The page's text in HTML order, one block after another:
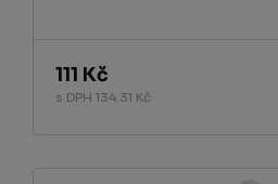
111 Kč
s DPH 134.31 Kč